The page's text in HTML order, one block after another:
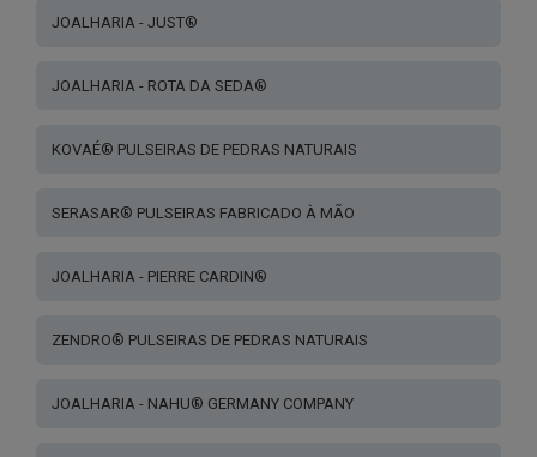
JOALHARIA - JUST®
JOALHARIA - ROTA DA SEDA®
KOVAÉ® PULSEIRAS DE PEDRAS NATURAIS
SERASAR® PULSEIRAS FABRICADO À MÃO
JOALHARIA - PIERRE CARDIN®
ZENDRO® PULSEIRAS DE PEDRAS NATURAIS
JOALHARIA - NAHU® GERMANY COMPANY